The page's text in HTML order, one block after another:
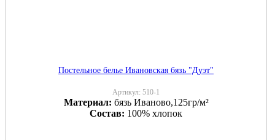
Постельное белье Ивановская бязь "Дуэт"
Артикул: 510-1
Материал: бязь Иваново,125гр/м²
Состав: 100% хлопок